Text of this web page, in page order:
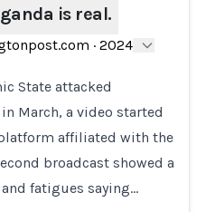
is real.
· 2024
State attacked
in March, a video started
affiliated with the
broadcast showed a
fatigues saying…